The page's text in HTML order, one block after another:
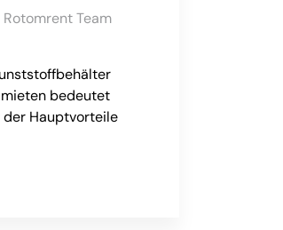
Rotomrent Team
bedeutet
der Hauptvorteile